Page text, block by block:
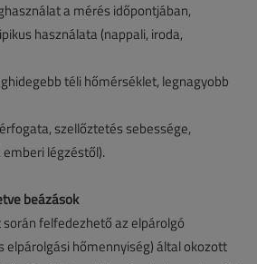
a mérés időpontjában,
használata (nappali, iroda,
téli hőmérséklet, legnagyobb
szellőztetés sebessége,
légzéstől).
beázások
felfedezhető az elpárolgó
elpárolgási hőmennyiség) által okozott